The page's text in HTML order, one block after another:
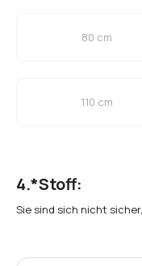
80 cm
110 cm
*Stoff:
Sie sind sich nicht